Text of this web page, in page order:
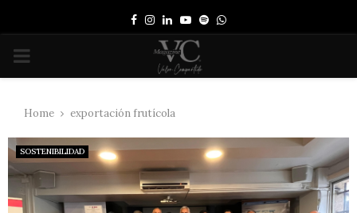
Facebook
Instagram
LinkedinYoutube
SpotifyWhatsapp
PRIMARY
Home exportación frutícola
SOSTENIBILIDAD